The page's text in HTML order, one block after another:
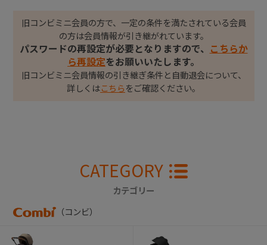
旧コンビミニ会員の方で、一定の条件を満たされている会員
の方は会員情報が引き継がれています。
パスワードの再設定が必要となりますので、
こちらか
ら再設定をお願いいたします。
旧コンビミニ会員情報の引き継ぎ条件と自動退会について、
詳しくはこちら をご確認ください。
CATEGORY
カテゴリー
（コンビ）